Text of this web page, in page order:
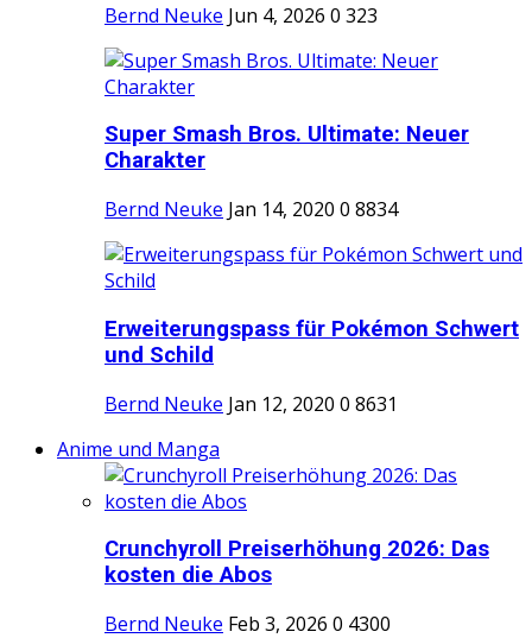
Bernd Neuke Jun 4, 2026 0 323
Super Smash Bros. Ultimate: Neuer
Charakter
Bernd Neuke Jan 14, 2020 0 8834
Erweiterungspass für Pokémon Schwert
und Schild
Bernd Neuke Jan 12, 2020 0 8631
Anime und Manga
Crunchyroll Preiserhöhung 2026: Das
kosten die Abos
Bernd Neuke Feb 3, 2026 0 4300